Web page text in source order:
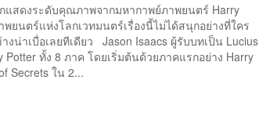
แสดงระดับคุณภาพจากมหากาพย์ภาพยนตร์ Harry
พยนตร์แห่งโลกเวทมนตร์เรื่องนี้ไม่ได้สนุกอย่างที่ใคร
น่าเบื่อเลยทีเดียว Jason Isaacs ผู้รับบทเป็น Lucius
Potter ทั้ง 8 ภาค โดยเริ่มต้นด้วยภาคแรกอย่าง Harry
Secrets ใน 2...